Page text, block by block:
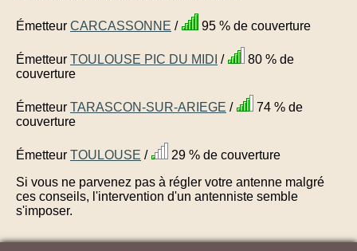
Émetteur CARCASSONNE / 95 % de couverture
Émetteur TOULOUSE PIC DU MIDI /
80 % de
couverture
Émetteur TARASCON-SUR-ARIEGE /
74 % de
couverture
Émetteur TOULOUSE /
29 % de couverture
Si vous ne parvenez pas à régler votre antenne malgré
ces conseils, l'intervention d'un antenniste semble
s'imposer.